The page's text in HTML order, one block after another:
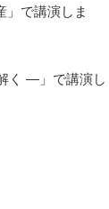
」で講演しま
く ―」で講演し